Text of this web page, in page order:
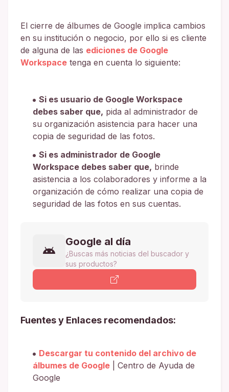
El cierre de álbumes de Google implica cambios
en su institución o negocio, por ello si es cliente
de alguna de las ediciones de Google
Workspace tenga en cuenta lo siguiente:
Si es usuario de Google Workspace
debes saber que, pida al administrador de
su organización asistencia para hacer una
copia de seguridad de las fotos.
Si es administrador de Google
Workspace debes saber que, brinde
asistencia a los colaboradores y informe a la
organización de cómo realizar una copia de
seguridad de las fotos en sus cuentas.
Google al día
¿Buscas más noticias del buscador y
sus productos?
Fuentes y Enlaces recomendados:
Descargar tu contenido del archivo de
álbumes de Google | Centro de Ayuda de
Google